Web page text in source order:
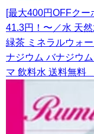
[最大400円OFFク
41.3円！〜／水 天
緑茶 ミネラルウォ
ナジウム バナジウ
マ 飲料水 送料無料